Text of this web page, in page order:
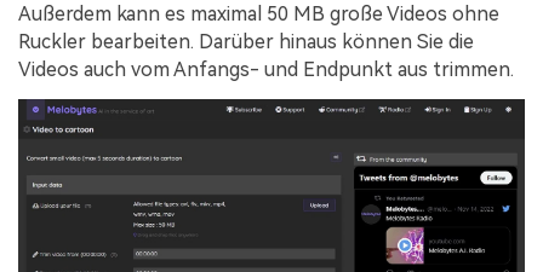
Außerdem kann es maximal 50 MB große Videos ohne
Ruckler bearbeiten. Darüber hinaus können Sie die
Videos auch vom Anfangs- und Endpunkt aus trimmen.